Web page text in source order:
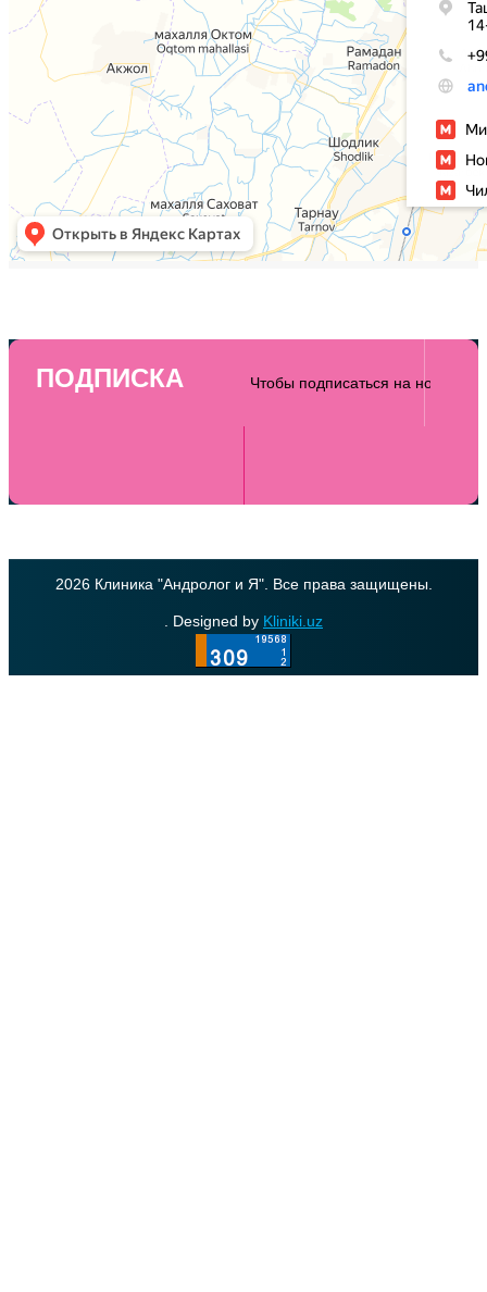
ПОДПИСКА
2026 Клиника "Андролог и Я". Все права защищены.
. Designed by Kliniki.uz